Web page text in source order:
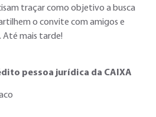
traçar como objetivo a busca
o convite com amigos e
Até mais tarde!
pessoa jurídica da CAIXA